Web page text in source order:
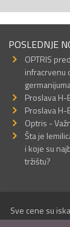
POSLEDNJE
OPTRIS
infracrvenu
Proslava
Proslava
Optris -
Šta je
i koje su
tržištu?
Sve cene su
© Mikro Princ